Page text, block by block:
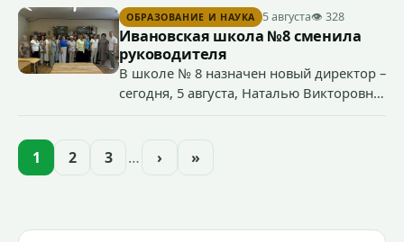
Сергеем Глазковым, Дмитрием
Хохловым и Сергеем Павленко.
ОБРАЗОВАНИЕ И НАУКА 5 августа👁 328
Ивановская школа №8 сменила
руководителя
В школе № 8 назначен новый директор –
сегодня, 5 августа, Наталью Викторовну
образовательного учреждения.
1 2 3 … › »